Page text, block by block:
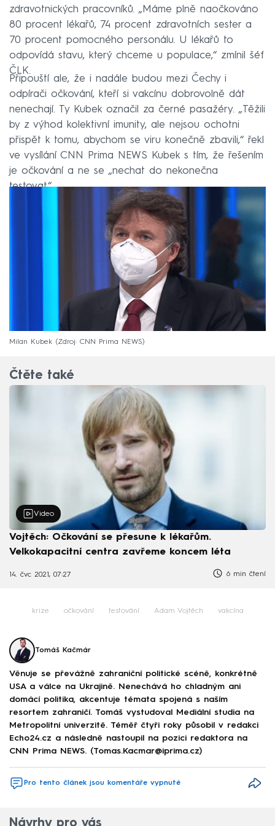
zdravotnických pracovníků. „Máme plně naočkováno
80 procent lékařů, 74 procent zdravotních sester a
70 procent pomocného personálu. U lékařů to
odpovídá stavu, který chceme u populace,“ zmínil šéf
ČLK.
Připouští ale, že i nadále budou mezi Čechy i
odpírači očkování, kteří si vakcínu dobrovolně dát
nenechají. Ty Kubek označil za černé pasažéry. „Těžili
by z výhod kolektivní imunity, ale nejsou ochotni
přispět k tomu, abychom se viru konečně zbavili,“ řekl
ve vysílání CNN Prima NEWS Kubek s tím, že řešením
je očkování a ne se „nechat do nekonečna
testovat“.
Milan Kubek Zdroj: CNN Prima NEWS
Čtěte také
Video
Vojtěch: Očkování se přesune k lékařům.
Velkokapacitní centra zavřeme koncem léta
14. čvc 2021, 07:27 6 min čtení
krize očkování testování Adam Vojtěch vakcína
Tomáš Kačmár
Věnuje se převážně zahraniční politické scéně, konkrétně
USA a válce na Ukrajině. Nenechává ho chladným ani
domácí politika, akcentuje témata spojená s naším
resortem zahraničí. Tomáš vystudoval Mediální studia na
Metropolitní univerzitě. Téměř čtyři roky působil v redakci
Echo24.cz a následně nastoupil na pozici redaktora na
CNN Prima NEWS. (Tomas.Kacmar@iprima.cz)
Pro tento článek jsou komentáře vypnuté